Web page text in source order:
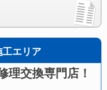
エリア
理交換専門店！